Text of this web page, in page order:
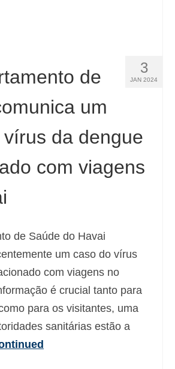
3
JAN 2024
de
um
da dengue
com viagens
de Saúde do Havai
um caso do vírus
com viagens no
é crucial tanto para
para os visitantes, uma
sanitárias estão a